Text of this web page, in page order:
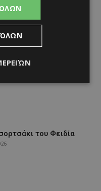
του Φειδία